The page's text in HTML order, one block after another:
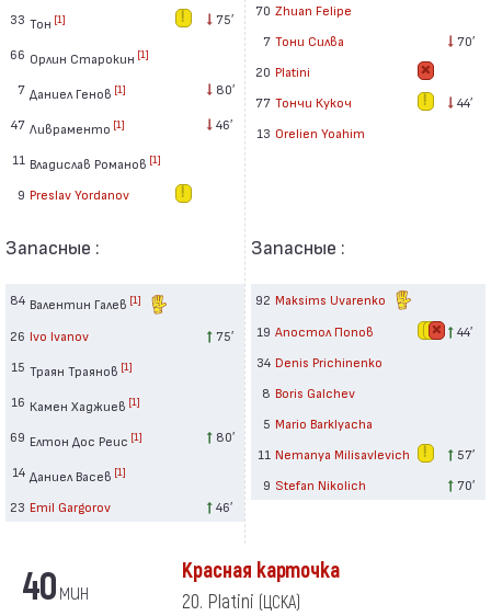
33 Тон [1] 75′
66 Орлин Старокин [1]
7 Даниел Генов [1] 80′
47 Ливраменто [1] 46′
11 Владислав Романов [1]
9 Preslav Yordanov
Запасные :
84 Валентин Галев [1]
26 Ivo Ivanov
75′
15 Траян Траянов [1]
16 Камен Хаджиев [1]
69 Елтон Дос Реис [1] 80′
14 Даниел Васев [1]
23 Emil Gargorov 46′
70 Zhuan Felipe
7 Тони Силва
70′
20 Platini
77 Тончи Кукоч
44′
13 Orelien Yoahim
Запасные :
92 Maksims Uvarenko
19 Апостол Попов
44′
34 Denis Prichinenko
8 Boris Galchev
5 Mario Barklyacha
11 Nemanya Milisavlevich
57′
9 Stefan Nikolich 70′
40мин
Красная карточка
20. Platini (ЦСКА)